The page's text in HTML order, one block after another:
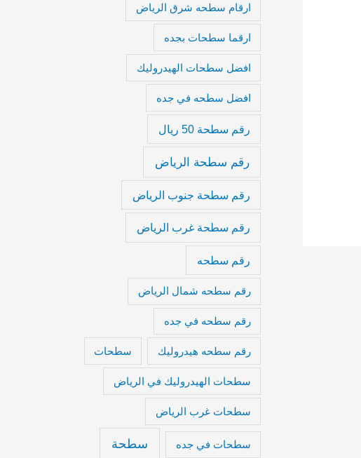
ارقام سطحه شرق الرياض
ارقما سطحات بجده
افضل سطحات الهيدروليك
افضل سطحه في جده
رقم سطحة 50 ريال
رقم سطحة الرياض
رقم سطحة جنوب الرياض
رقم سطحة غرب الرياض
رقم سطحه
رقم سطحه شمال الرياض
رقم سطحه في جده
رقم سطحه هيدروليك سطحات
سطحات الهيدروليك في الرياض
سطحات غرب الرياض
سطحات في جده سطحة